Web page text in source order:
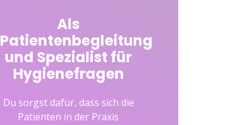
Als
Patientenbegleitung
und Spezialist für
Hygienefragen
Du sorgst dafür, dass sich die
Patienten in der Praxis